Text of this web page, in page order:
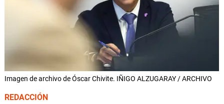
Imagen de archivo de Óscar Chivite. IÑIGO ALZUGARAY / ARCHIVO
REDACCIÓN